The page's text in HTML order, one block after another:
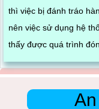
thì việc bị đánh tráo
nên việc sử dụng hệ
thấy được quá trình
trình đóng gói cũng